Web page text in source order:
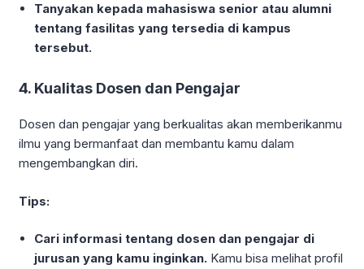
Tanyakan kepada mahasiswa senior atau alumni
tentang fasilitas yang tersedia di kampus
tersebut.
4. Kualitas Dosen dan Pengajar
Dosen dan pengajar yang berkualitas akan memberikanmu
ilmu yang bermanfaat dan membantu kamu dalam
mengembangkan diri.
Tips:
Cari informasi tentang dosen dan pengajar di
jurusan yang kamu inginkan. Kamu bisa melihat profil